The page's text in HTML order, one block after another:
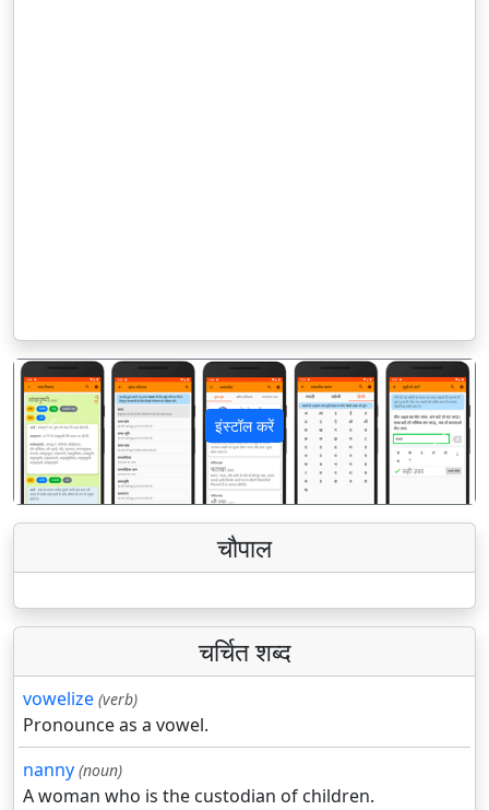
इंस्टॉल करें
पिछला अगला
चौपाल
चर्चित शब्द
vowelize (verb)
Pronounce as a vowel.
nanny (noun)
A woman who is the custodian of children.